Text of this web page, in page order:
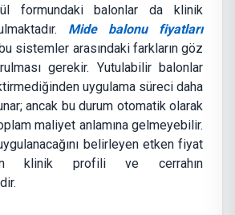
formundaki balonlar da klinik
Mide balonu fiyatları
bu sistemler arasındaki farkların göz
gerekir. Yutulabilir balonlar
uygulama süreci daha
ancak bu durum otomatik olarak
maliyet anlamına gelmeyebilir.
belirleyen etken fiyat
klinik profili ve cerrahın